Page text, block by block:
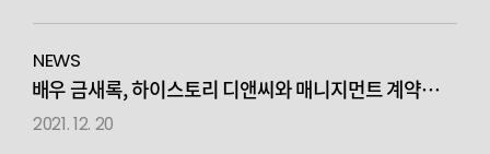
NEWS
배우 금새록, 하이스토리 디앤씨와 매니지먼트 계약
체결
2021. 12. 20